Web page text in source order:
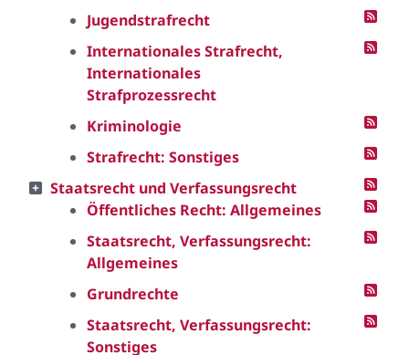
Jugendstrafrecht
Internationales Strafrecht,
Internationales
Strafprozessrecht
Kriminologie
Strafrecht: Sonstiges
Staatsrecht und Verfassungsrecht
Öffentliches Recht: Allgemeines
Staatsrecht, Verfassungsrecht:
Allgemeines
Grundrechte
Staatsrecht, Verfassungsrecht:
Sonstiges